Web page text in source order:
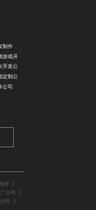
制作
游戏开
开发公
定制公
公司
作
公司
司